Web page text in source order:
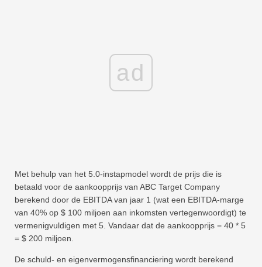
ad
Met behulp van het 5.0-instapmodel wordt de prijs die is
betaald voor de aankoopprijs van ABC Target Company
berekend door de EBITDA van jaar 1 (wat een EBITDA-marge
van 40% op $ 100 miljoen aan inkomsten vertegenwoordigt) te
vermenigvuldigen met 5. Vandaar dat de aankoopprijs = 40 * 5
= $ 200 miljoen.
De schuld- en eigenvermogensfinanciering wordt berekend